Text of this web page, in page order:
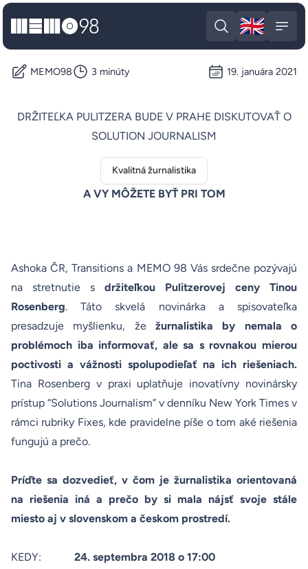
MEMO98
Open search
🇬🇧
MEMO98 3 minúty 19. januára 2021
DRŽITEĽKA PULITZERA BUDE V PRAHE DISKUTOVAŤ O
SOLUTION JOURNALISM
Kvalitná žurnalistika
A VY MÔŽETE BYŤ PRI TOM
Ashoka ČR, Transitions a MEMO 98 Vás srdečne pozývajú
na stretnutie s držiteľkou Pulitzerovej ceny Tinou
Rosenberg. Táto skvelá novinárka a spisovateľka
presadzuje myšlienku, že žurnalistika by nemala o
problémoch iba informovať, ale sa s rovnakou mierou
poctivosti a vážnosti spolupodieľať na ich riešeniach.
Tina Rosenberg v praxi uplatňuje inovatívny novinársky
prístup “Solutions Journalism” v denníku New York Times v
rámci rubriky Fixes, kde pravidelne píše o tom aké riešenia
fungujú a prečo.
Príďte sa dozvedieť, v čom je žurnalistika orientovaná
na riešenia iná a prečo by si mala nájsť svoje stále
miesto aj v slovenskom a českom prostredí.
KEDY: 24. septembra 2018 o 17:00